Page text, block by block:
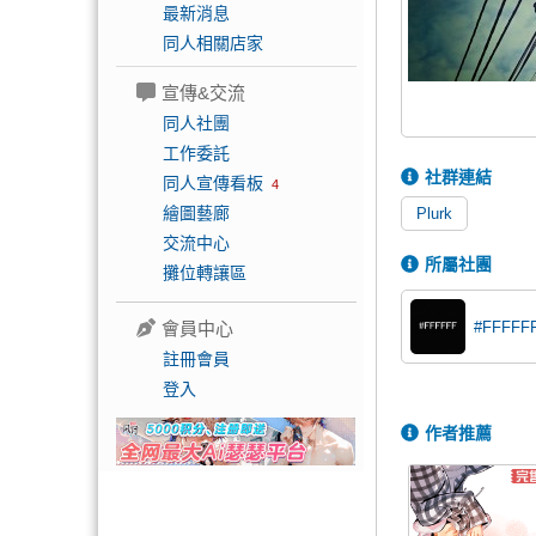
最新消息
同人相關店家
宣傳&交流
同人社團
工作委託
同人宣傳看板 4
繪圖藝廊
交流中心
攤位轉讓區
會員中心
註冊會員
登入
社群連結
Plurk
所屬社團
作者推薦